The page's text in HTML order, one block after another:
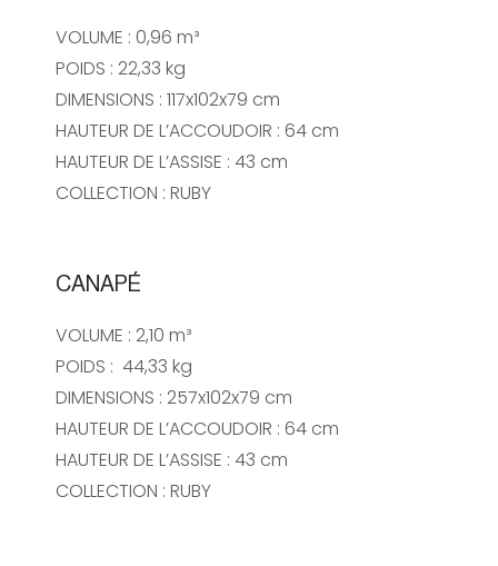
VOLUME : 0,96 m³
POIDS : 22,33 kg
DIMENSIONS : 117x102x79 cm
HAUTEUR DE L’ACCOUDOIR : 64 cm
HAUTEUR DE L’ASSISE : 43 cm
COLLECTION : RUBY
CANAPÉ
VOLUME : 2,10 m³
POIDS : 44,33 kg
DIMENSIONS : 257x102x79 cm
HAUTEUR DE L’ACCOUDOIR : 64 cm
HAUTEUR DE L’ASSISE : 43 cm
COLLECTION : RUBY